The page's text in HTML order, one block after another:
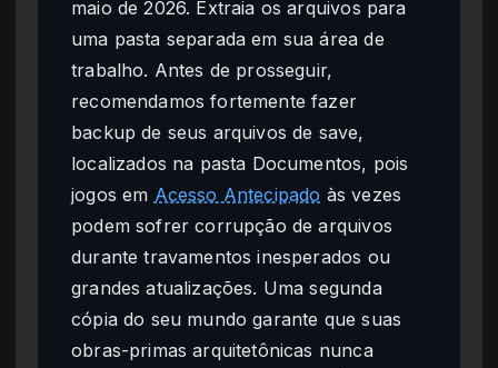
maio de 2026. Extraia os arquivos para
uma pasta separada em sua área de
trabalho. Antes de prosseguir,
recomendamos fortemente fazer
backup de seus arquivos de save,
localizados na pasta Documentos, pois
jogos em Acesso Antecipado às vezes
podem sofrer corrupção de arquivos
durante travamentos inesperados ou
grandes atualizações. Uma segunda
cópia do seu mundo garante que suas
obras-primas arquitetônicas nunca